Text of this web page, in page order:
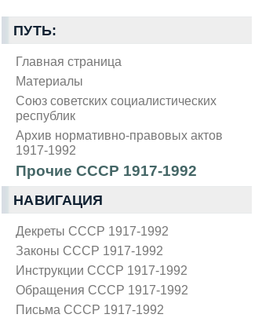
ПУТЬ:
Главная страница
Материалы
Союз советских социалистических
республик
Архив нормативно-правовых актов
1917-1992
Прочие СССР 1917-1992
НАВИГАЦИЯ
Декреты СССР 1917-1992
Законы СССР 1917-1992
Инструкции СССР 1917-1992
Обращения СССР 1917-1992
Письма СССР 1917-1992